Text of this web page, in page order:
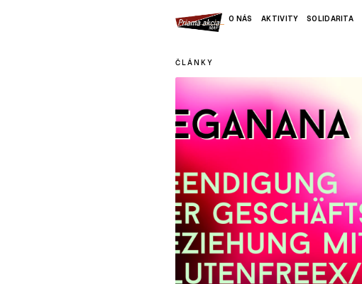
O NÁS AKTIVITY SOLIDARITA
ČLÁNKY